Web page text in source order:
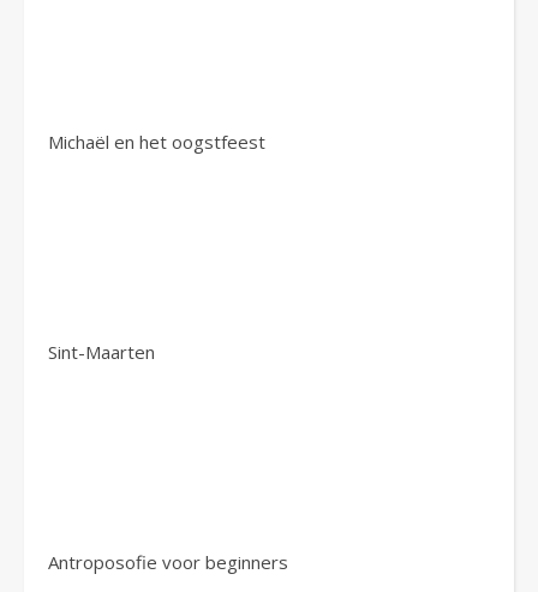
Michaël en het oogstfeest
Sint-Maarten
Antroposofie voor beginners